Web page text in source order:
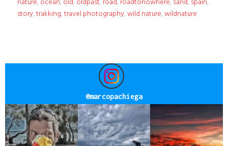
nature, ocean, old, oldpast, road, roadtonowhere, sand, spain,
story,trakking,travel photography,wild nature,wildnature
@marcopachiega